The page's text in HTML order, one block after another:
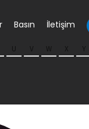
Basın İletişim
U V W X Y